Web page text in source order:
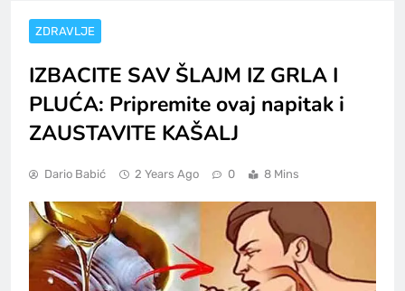
ZDRAVLJE
IZBACITE SAV ŠLAJM IZ GRLA I
PLUĆA: Pripremite ovaj napitak i
ZAUSTAVITE KAŠALJ
Dario Babić 2 Years Ago 0 8 Mins